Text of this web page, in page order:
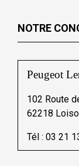
NOTRE
Peugeot
102 Route
62218
Tél : 03 21